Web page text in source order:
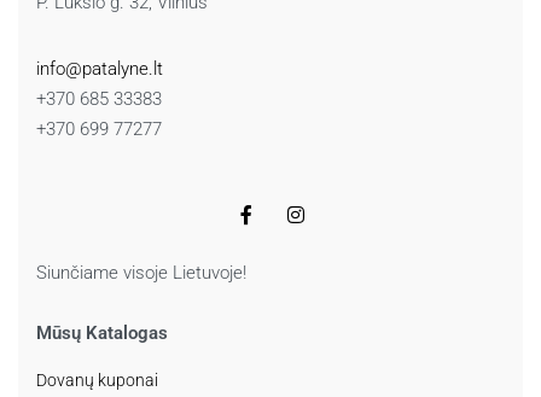
info@patalyne.lt
+370 685 33383
+370 699 77277
Siunčiame visoje Lietuvoje!
Mūsų Katalogas
Dovanų kuponai